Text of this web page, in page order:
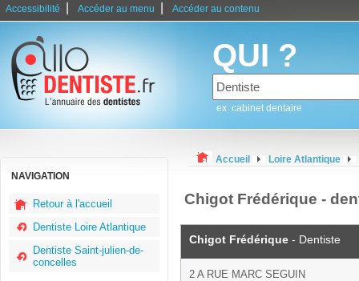
Accessibilité Accéder au menu Accéder au contenu
QUI ?
ex: cabinet dentaire
NAVIGATION
Retour à l'accueil
Dentiste Loire Atlantique
Dentiste Saint-julien-de-
concelles
Accueil Loire Atlantique
Chigot Frédérique -
Chigot Frédérique - Dentiste
2 A RUE MARC SEGUIN